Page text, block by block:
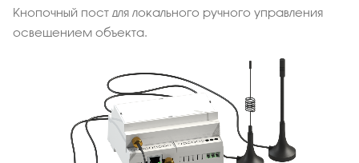
Кнопочный пост для локального ручного управления
освещением объекта.